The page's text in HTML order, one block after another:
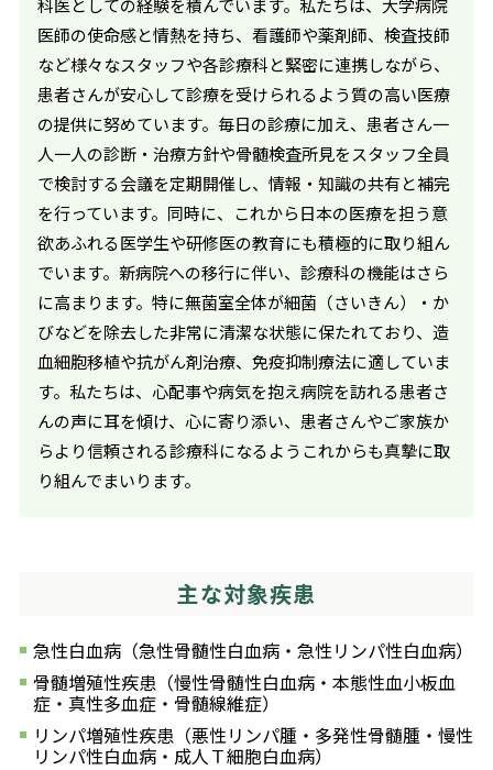
科医としての経験を積んでいます。私たちは、大学病院
医師の使命感と情熱を持ち、看護師や薬剤師、検査技師
など様々なスタッフや各診療科と緊密に連携しながら、
患者さんが安心して診療を受けられるよう質の高い医療
の提供に努めています。毎日の診療に加え、患者さん一
人一人の診断・治療方針や骨髄検査所見をスタッフ全員
で検討する会議を定期開催し、情報・知識の共有と補完
を行っています。同時に、これから日本の医療を担う意
欲あふれる医学生や研修医の教育にも積極的に取り組ん
でいます。新病院への移行に伴い、診療科の機能はさら
に高まります。特に無菌室全体が細菌（さいきん）・か
びなどを除去した非常に清潔な状態に保たれており、造
血細胞移植や抗がん剤治療、免疫抑制療法に適していま
す。私たちは、心配事や病気を抱え病院を訪れる患者さ
んの声に耳を傾け、心に寄り添い、患者さんやご家族か
らより信頼される診療科になるようこれからも真摯に取
り組んでまいります。
主な対象疾患
急性白血病（急性骨髄性白血病・急性リンパ性白血病）
骨髄増殖性疾患（慢性骨髄性白血病・本態性血小板血
症・真性多血症・骨髄線維症）
リンパ増殖性疾患（悪性リンパ腫・多発性骨髄腫・慢性
リンパ性白血病・成人Ｔ細胞白血病）